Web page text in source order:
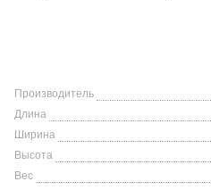
Производитель
Длина
Ширина
Высота
Вес